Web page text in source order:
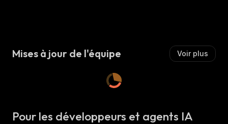
Mises à jour de l'équipe Voir plus
Pour les développeurs et agents IA